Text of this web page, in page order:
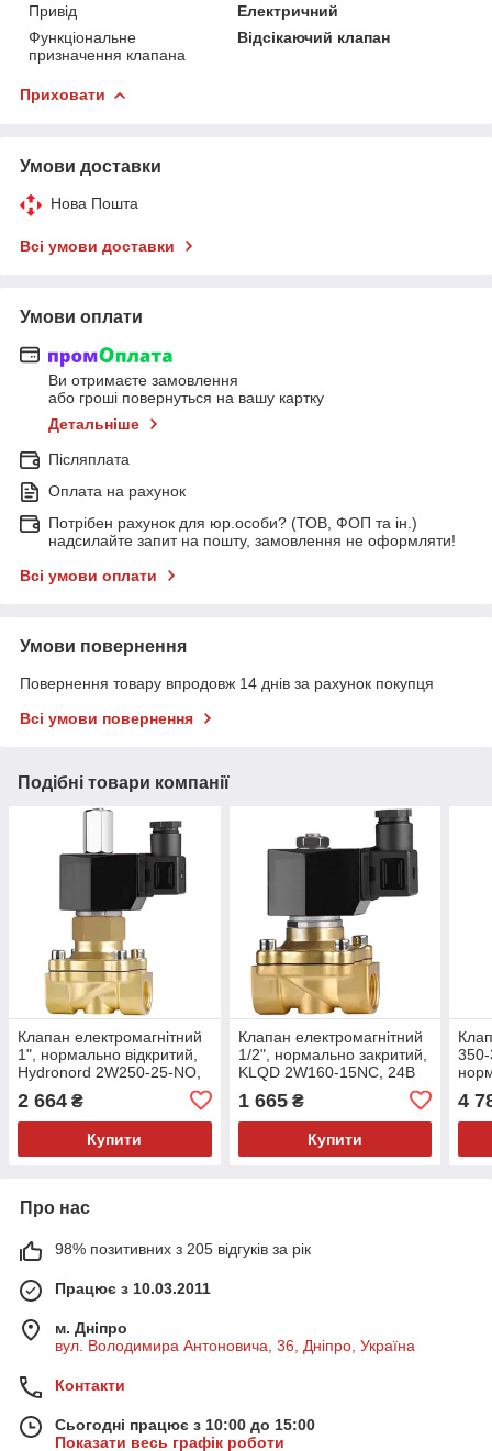
Привід
Електричний
Функціональне
призначення клапана
Відсікаючий клапан
Приховати
Умови доставки
Нова Пошта
Всі умови доставки
Умови оплати
Ви отримаєте замовлення
або гроші повернуться на вашу картку
Детальніше
Післяплата
Оплата на рахунок
Потрібен рахунок для юр.особи? (ТОВ, ФОП та ін.)
надсилайте запит на пошту, замовлення не оформляти!
Всі умови оплати
Умови повернення
Повернення товару впродовж 14 днів за рахунок покупця
Всі умови повернення
Подібні товари компанії
Клапан електромагнітний
1", нормально відкритий,
Hydronord 2W250-25-NO,
2 664 ₴
Купити
Клапан електромагнітний
1/2", нормально закритий,
KLQD 2W160-15NC, 24В
1 665₴
Купити
4
Про нас
98% позитивних з 205 відгуків за рік
Працює з 10.03.2011
м. Дніпро
вул. Володимира Антоновича, 36, Дніпро, Україна
Контакти
Сьогодні працює з 10:00 до 15:00
Показати весь графік роботи